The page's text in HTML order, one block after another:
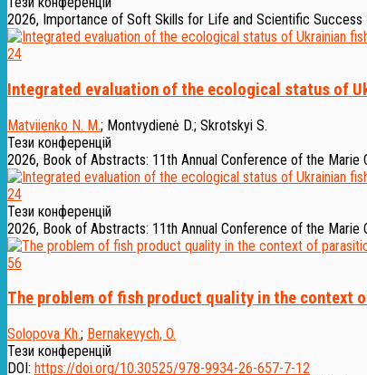
2026, Importance of Soft Skills for Life and Scientific
24
Integrated evaluation of the ecological status of
Matviienko N. M.; Montvydienė D.; Skrotskyi S.
Тези конференцій
2026, Book of Abstracts: 11th Annual Conference of the
24
Тези конференцій
2026, Book of Abstracts: 11th Annual Conference of the
56
The problem of fish product quality in the context
Solopova Kh.; Bernakevych, O.
Тези конференцій
DOI: https://doi.org/10.30525/978-9934-26-657-7-12